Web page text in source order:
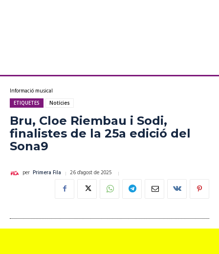
Informació musical
ETIQUETES Notícies
Bru, Cloe Riembau i Sodi,
finalistes de la 25a edició del
Sona9
per Primera Fila 26 d'agost de 2025